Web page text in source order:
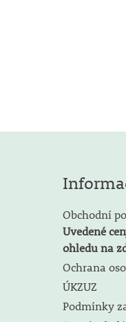
Obchodní
Uvedené
ohledu na
Ochrana
ÚKZUZ
Podmínky